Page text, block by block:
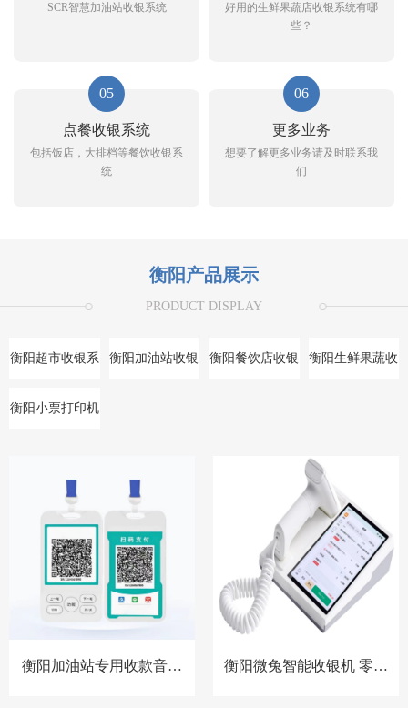
SCR智慧加油站收银系统
好用的生鲜果蔬店收银系统有哪
些？
05
点餐收银系统
包括饭店，大排档等餐饮收银系
统
06
更多业务
想要了解更多业务请及时联系我
们
衡阳产品展示
PRODUCT DISPLAY
衡阳超市收银系
统
衡阳加油站收银 衡阳餐饮店收银 衡阳生鲜果蔬收
衡阳小票打印机
衡阳加油站专用收款音箱
衡阳微兔智能收银机 零售